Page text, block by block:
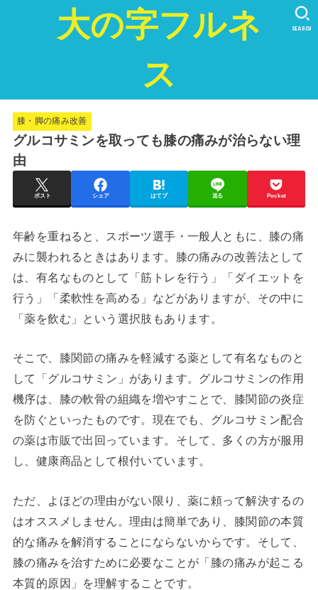
大の字フルネ
ス
SEARCH
膝・脚の痛み改善
グルコサミンを取っても膝の痛みが治らない理
由
ポスト シェア はてブ 送る Pocket
年齢を重ねると、スポーツ選手・一般人ともに、膝の痛
みに襲われるときはあります。膝の痛みの改善法として
は、有名なものとして「筋トレを行う」「ダイエットを
行う」「柔軟性を高める」などがありますが、その中に
「薬を飲む」という選択肢もあります。
そこで、膝関節の痛みを軽減する薬として有名なものと
して「グルコサミン」があります。グルコサミンの作用
機序は、膝の軟骨の組織を増やすことで、膝関節の炎症
を防ぐといったものです。現在でも、グルコサミン配合
の薬は市販で出回っています。そして、多くの方が服用
し、健康商品として根付いています。
ただ、よほどの理由がない限り、薬に頼って解決するの
はオススメしません。理由は簡単であり、膝関節の本質
的な痛みを解消することにならないからです。そして、
膝の痛みを治すために必要なことが「膝の痛みが起こる
本質的原因」を理解することです。